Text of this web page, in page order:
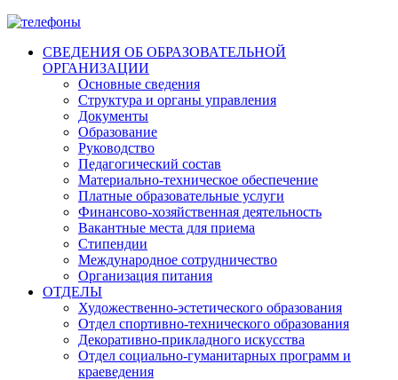
СВЕДЕНИЯ ОБ ОБРАЗОВАТЕЛЬНОЙ
ОРГАНИЗАЦИИ
Основные сведения
Структура и органы управления
Документы
Образование
Руководство
Педагогический состав
Материально-техническое обеспечение
Платные образовательные услуги
Финансово-хозяйственная деятельность
Вакантные места для приема
Стипендии
Международное сотрудничество
Организация питания
ОТДЕЛЫ
Художественно-эстетического образования
Отдел спортивно-технического образования
Декоративно-прикладного искусства
Отдел социально-гуманитарных программ и
краеведения